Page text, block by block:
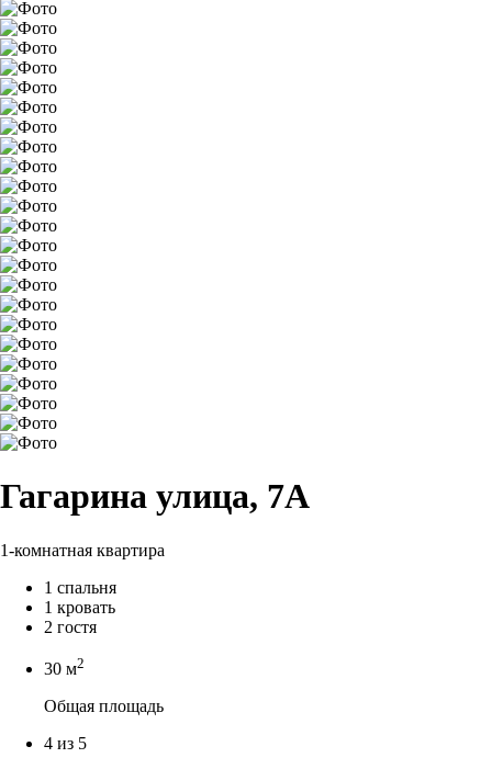
Гагарина улица, 7А
1-комнатная квартира
1 спальня
1 кровать
2 гостя
30 м2
Общая площадь
4 из 5